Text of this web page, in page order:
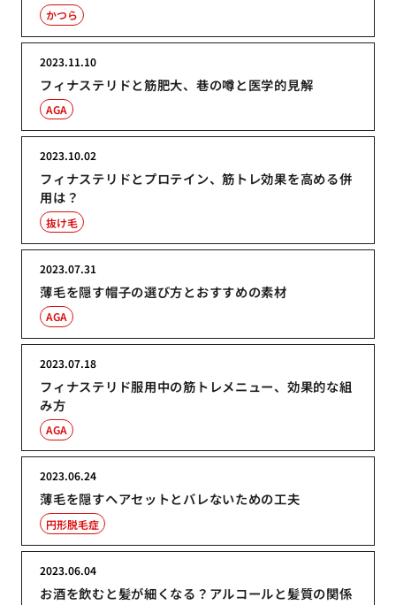
かつら
フィナステリドと筋肥大、巷の噂と医学的見解
2023.11.10
AGA
フィナステリドとプロテイン、筋トレ効果を高める併
用は？
2023.10.02
抜け毛
薄毛を隠す帽子の選び方とおすすめの素材
2023.07.31
AGA
フィナステリド服用中の筋トレメニュー、効果的な組
み方
2023.07.18
AGA
薄毛を隠すヘアセットとバレないための工夫
2023.06.24
円形脱毛症
お酒を飲むと髪が細くなる？アルコールと髪質の関係
2023.06.04